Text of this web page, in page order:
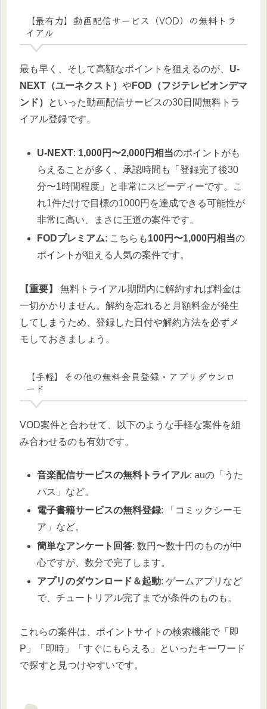
【最有力】動画配信サービス（VOD）の無料トラ
イアル
最も早く、そして高額なポイントを狙えるのが、 U-
NEXT（ユーネクスト） やFOD（フジテレビオンデマ
ンド）
といった動画配信サービスの30日間無料トラ
イアル登録です。
U-NEXT: 1,000円〜2,000円相当のポイントがも
らえることが多く、承認時間も「登録完了後30
分〜1時間程度」と非常にスピーディーです。こ
れ1件だけで目標の1000円を達成できる可能性が
非常に高い、まさに王道の案件です。
FODプレミアム: こちらも100円〜1,000円相当の
ポイントが狙える人気の案件です。
【重要】
無料トライアル期間内に解約すれば料金は
一切かかりません。解約を忘れると月額料金が発生
してしまうため、登録した日付や解約方法を必ずメ
モしておきましょう。
【手軽】その他の無料会員登録・アプリダウンロ
ード
VOD案件と合わせて、以下のような手軽な案件を組
み合わせるのも有効です。
音楽配信サービスの無料トライアル: auの「うた
パス」など。
電子書籍サービスの無料登録: 「コミックシーモ
ア」など。
簡単なアンケート回答: 数円〜数十円のものが中
心ですが、数分で完了します。
アプリのダウンロード＆起動: ゲームアプリなど
で、チュートリアル完了までが条件のものも。
これらの案件は、ポイントサイトの検索機能で「即
P」「即時」「すぐにもらえる」といったキーワード
で探すと見つけやすいです。